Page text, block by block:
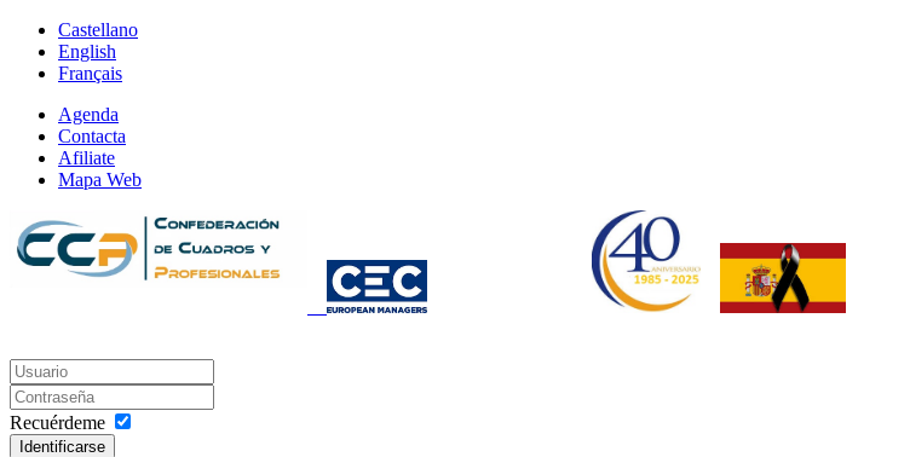
Castellano
English
Français
Agenda
Contacta
Afiliate
Mapa Web
Recuérdeme
Identificarse